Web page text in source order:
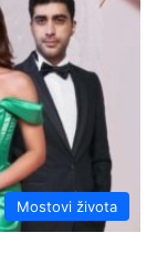
Mostovi života